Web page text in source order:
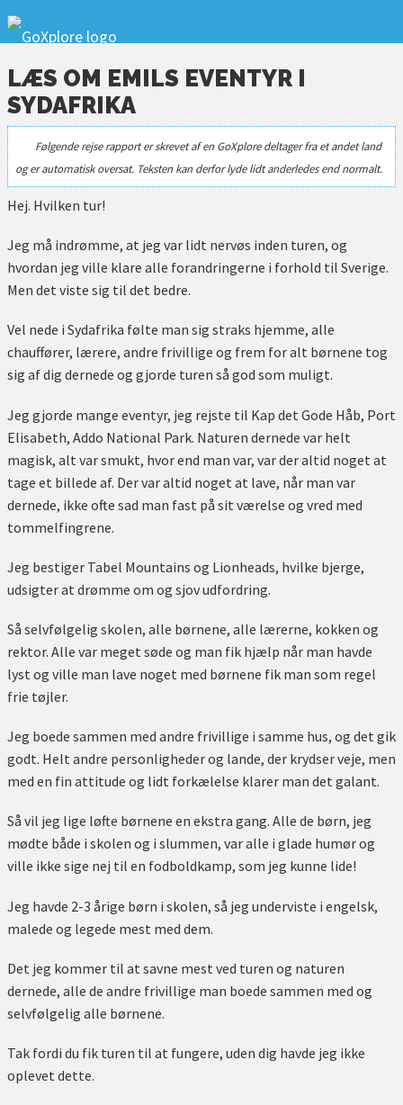
LÆS OM EMILS EVENTYR I
SYDAFRIKA
Følgende rejse rapport er skrevet af en GoXplore deltager fra et andet land
og er automatisk oversat. Teksten kan derfor lyde lidt anderledes end normalt.
Hej. Hvilken tur!
Jeg må indrømme, at jeg var lidt nervøs inden turen, og
hvordan jeg ville klare alle forandringerne i forhold til Sverige.
Men det viste sig til det bedre.
Vel nede i Sydafrika følte man sig straks hjemme, alle
chauffører, lærere, andre frivillige og frem for alt børnene tog
sig af dig dernede og gjorde turen så god som muligt.
Jeg gjorde mange eventyr, jeg rejste til Kap det Gode Håb, Port
Elisabeth, Addo National Park. Naturen dernede var helt
magisk, alt var smukt, hvor end man var, var der altid noget at
tage et billede af. Der var altid noget at lave, når man var
dernede, ikke ofte sad man fast på sit værelse og vred med
tommelfingrene.
Jeg bestiger Tabel Mountains og Lionheads, hvilke bjerge,
udsigter at drømme om og sjov udfordring.
Så selvfølgelig skolen, alle børnene, alle lærerne, kokken og
rektor. Alle var meget søde og man fik hjælp når man havde
lyst og ville man lave noget med børnene fik man som regel
frie tøjler.
Jeg boede sammen med andre frivillige i samme hus, og det gik
godt. Helt andre personligheder og lande, der krydser veje, men
med en fin attitude og lidt forkælelse klarer man det galant.
Så vil jeg lige løfte børnene en ekstra gang. Alle de børn, jeg
mødte både i skolen og i slummen, var alle i glade humør og
ville ikke sige nej til en fodboldkamp, som jeg kunne lide!
Jeg havde 2-3 årige børn i skolen, så jeg underviste i engelsk,
malede og legede mest med dem.
Det jeg kommer til at savne mest ved turen og naturen
dernede, alle de andre frivillige man boede sammen med og
selvfølgelig alle børnene.
Tak fordi du fik turen til at fungere, uden dig havde jeg ikke
oplevet dette.